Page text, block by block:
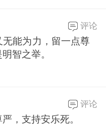
能为力，留一点尊
智之举。
评论
，支持安乐死。
评论